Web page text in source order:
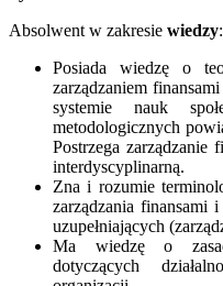
Absolwent w zakresie wiedzy:
Posiada wiedzę o
zarządzaniem
systemie nauk
metodologicznych
Postrzega zarządzanie
interdyscyplinarną.
Zna i rozumie
zarządzania finansami
uzupełniających
Ma wiedzę o
dotyczących